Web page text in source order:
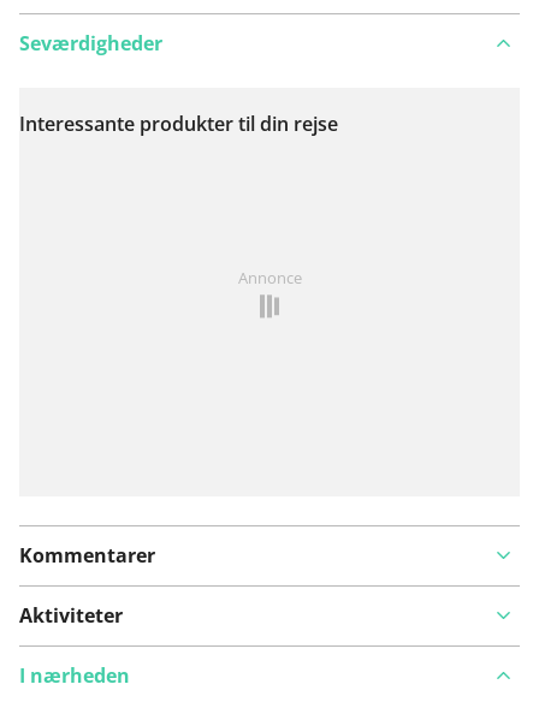
Se på kort
Seværdigheder
Interessante produkter til din rejse
Annonce
Kommentarer
Aktiviteter
I nærheden